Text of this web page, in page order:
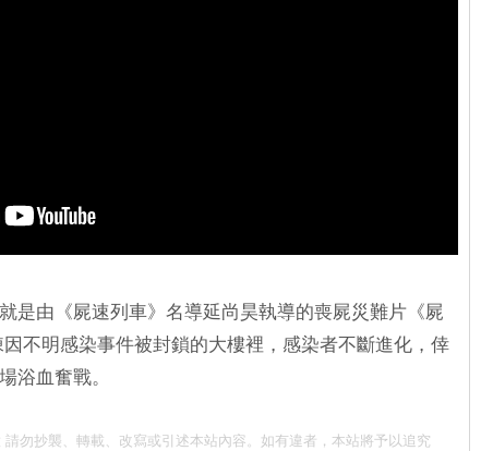
是由《屍速列車》名導延尚昊執導的喪屍災難片《屍
不明感染事件被封鎖的大樓裡，感染者不斷進化，倖
浴血奮戰。
勿抄襲、轉載、改寫或引述本站內容。如有違者，本站將予以追究